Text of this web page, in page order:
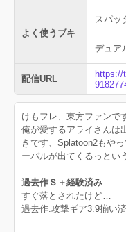
よく使うブキ
スパッ
デュア
配信URL
https://
けもフレ、東方ファンで
俺が愛するアライさんは
きです、Splatoon2もや
ーバルが出てくるっとい
過去作Ｓ＋経験済み
すぐ落とされたけど…
過去作.攻撃ギア3.9揃い